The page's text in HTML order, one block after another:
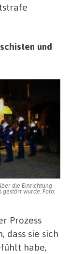
und
die Einrichtung
wurde. Foto:
Prozess
dass sie sich
habe,